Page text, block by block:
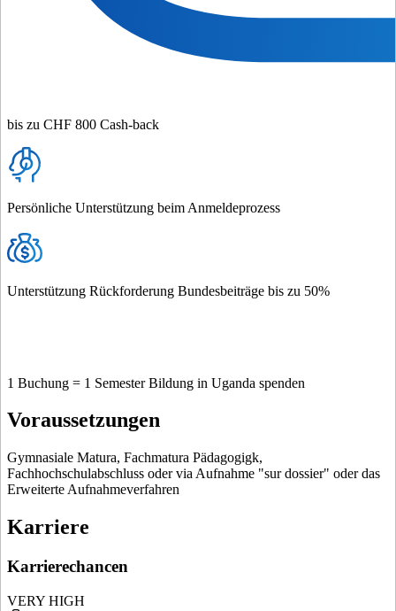
bis zu CHF 800 Cash-back
Persönliche Unterstützung beim Anmeldeprozess
Unterstützung Rückforderung Bundesbeiträge bis zu 50%
1 Buchung = 1 Semester Bildung in Uganda spenden
Voraussetzungen
Gymnasiale Matura, Fachmatura Pädagogigk,
Fachhochschulabschluss oder via Aufnahme "sur dossier" oder das
Erweiterte Aufnahmeverfahren
Karriere
Karrierechancen
VERY HIGH